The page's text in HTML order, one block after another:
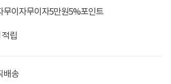
무이자무이자5만원5%포인트
적립
배송